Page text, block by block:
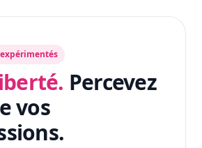
Percevez
vos